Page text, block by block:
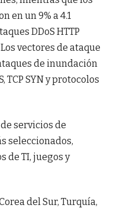
en un 9% a 4.1
DDoS HTTP
vectores de ataque
de inundación
TCP SYN y protocolos
servicios de
seleccionados,
de TI, juegos y
del Sur, Turquía,